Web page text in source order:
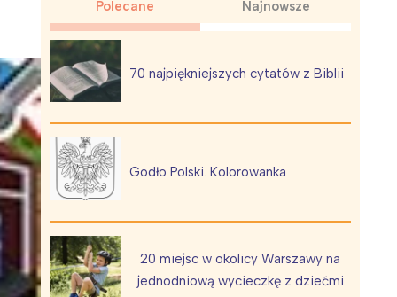
Polecane Najnowsze
70 najpiękniejszych cytatów z Biblii
Godło Polski. Kolorowanka
20 miejsc w okolicy Warszawy na
jednodniową wycieczkę z dziećmi